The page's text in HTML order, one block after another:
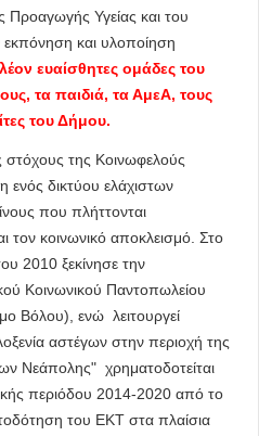
Προαγωγής Υγείας και του
εκπόνηση και υλοποίηση
ευαίσθητες ομάδες του
τα παιδιά, τα ΑμεΑ, τους
του Δήμου.
της Κοινωφελούς
ενός δικτύου ελάχιστων
που πλήττονται
τον κοινωνικό αποκλεισμό. Στο
2010 ξεκίνησε την
Κοινωνικού Παντοπωλείου
Βόλου), ενώ λειτουργεί
αστέγων στην περιοχή της
Νεάπολης" χρηματοδοτείται
περιόδου 2014-2020 από το
του ΕΚΤ στα πλαίσια